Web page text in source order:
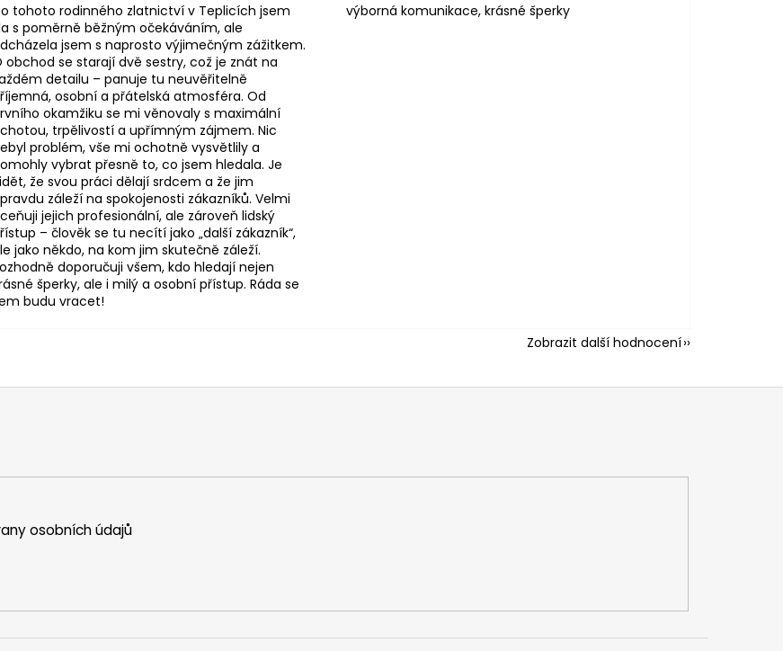
tohoto rodinného zlatnictví v Teplicích jsem
s poměrně běžným očekáváním, ale
jsem s naprosto výjimečným zážitkem.
obchod se starají dvě sestry, což je znát na
detailu – panuje tu neuvěřitelně
osobní a přátelská atmosféra. Od
okamžiku se mi věnovaly s maximální
trpělivostí a upřímným zájmem. Nic
problém, vše mi ochotně vysvětlily a
vybrat přesně to, co jsem hledala. Je
že svou práci dělají srdcem a že jim
záleží na spokojenosti zákazníků. Velmi
jejich profesionální, ale zároveň lidský
– člověk se tu necítí jako „další zákazník“,
jako někdo, na kom jim skutečně záleží.
doporučuji všem, kdo hledají nejen
šperky, ale i milý a osobní přístup. Ráda se
budu vracet!
výborná komunikace, krásné šperky
Zobrazit další hodnocení
osobních údajů